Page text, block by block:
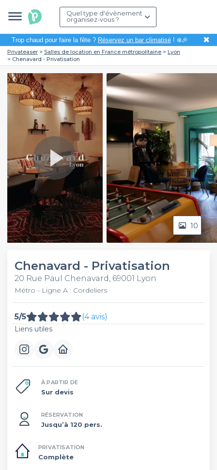
Quel type d'évènement
organisez-vous ?
Trop chaud pour faire la fête ? Réservez un bar climatisé! ❄️🎉 ✖
Privateaser Salles de location en France métropolitaine
Lyon
Chenavard - Privatisation
Play
Video
10
Chenavard - Privatisation
20 Rue Paul Chenavard, 69001 Lyon
Métro - Ligne A : Cordeliers
5/5 (4 avis)
Liens utiles
À PARTIR DE
Sur devis
RÉSERVATION
Jusqu’à 120 pers.
PRIVATISATION
Complète